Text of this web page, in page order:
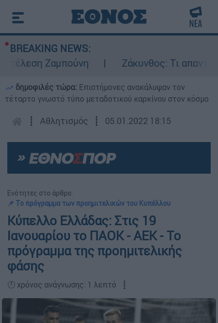
BREAKING NEWS:
Ζαμπούνη
Ζάκυνθος: Τι απαντά η
δημοφιλές τώρα: Επιστήμονες ανακάλυψαν τον
τέταρτο γνωστό τύπο μεταδοτικού καρκίνου στον κόσμο
┋ Αθλητισμός ┋ 05.01.2022 18:15
Ενότητες στο άρθρο:
📌 Το πρόγραμμα των προημιτελικών του Κυπέλλου
Κύπελλο Ελλάδας: Στις 19
Ιανουαρίου το ΠΑΟΚ - ΑΕΚ - Το
πρόγραμμα της προημιτελικής
φάσης
🕛 χρόνος ανάγνωσης: 1 λεπτό ┋